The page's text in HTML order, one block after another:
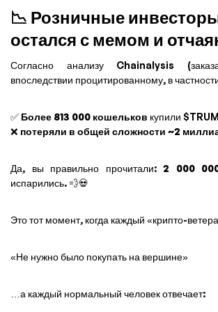
📉 Розничные
остался с мемом и
Согласно анализу Chainalysis
впоследствии процитированному, в
✅ Более 813 000 кошельков купили
❌ потеряли в общей сложности ~2
Да, вы правильно прочитали: 2 000
испарились. 💨💀
Это тот момент, когда каждый «крипто-
«Не нужно было покупать на вершине»
…а каждый нормальный человек отвечает: